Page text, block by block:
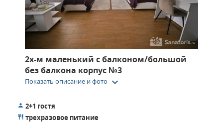
2х-м маленький с балконом/большой
без балкона корпус №3
Показать описание и фото keyboard_arrow_down
2+1 гостя
трехразовое питание